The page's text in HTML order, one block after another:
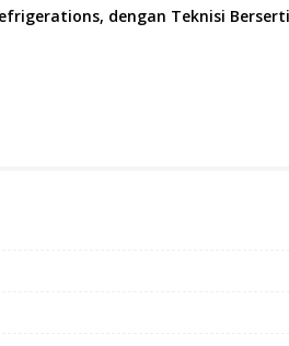
dengan Teknisi